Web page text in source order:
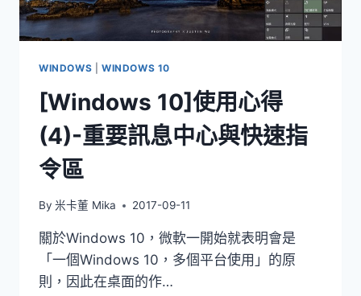
WINDOWS WINDOWS 10
[Windows 10]使用心得
(4)-重要訊息中心與快速指
令區
By 米卡董 Mika 2017-09-11
關於Windows 10，微軟一開始就表明會是
「一個Windows 10，多個平台使用」的原
則，因此在桌面的作…